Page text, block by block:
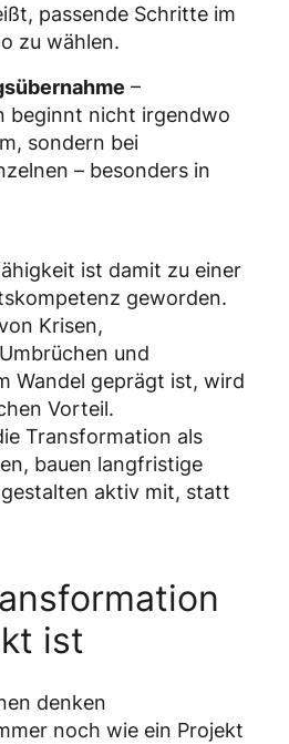
passende Schritte im
zu wählen.
–
beginnt nicht irgendwo
sondern bei
– besonders in
ist damit zu einer
geworden.
Krisen,
und
Wandel geprägt ist, wird
Vorteil.
Transformation als
bauen langfristige
aktiv mit, statt
ist
denken
noch wie ein Projekt